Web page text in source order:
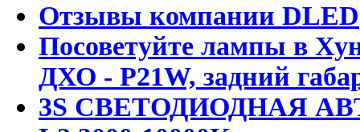
Отзывы компании DLED
Посоветуйте лампы в
ДХО - P21W, задний
3S СВЕТОДИОДНАЯ